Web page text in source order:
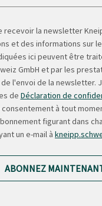
recevoir la newsletter
et des informations sur
ici peuvent être
GmbH et par les
l'envoi de la newsletter.
de Déclaration de
à tout
figurant dans
un e-mail à
ABONNEZ